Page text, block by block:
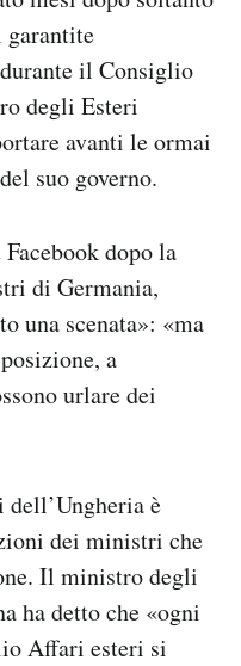
garantite
il Consiglio
degli Esteri
avanti le ormai
suo governo.
dopo la
di Germania,
una scenata»: «ma
a
urlare dei
è
dei ministri che
Il ministro degli
ha detto che «ogni
Affari esteri si